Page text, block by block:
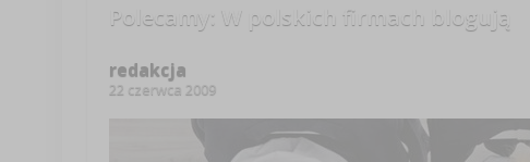
Polecamy: W polskich firmach blogują
redakcja
22 czerwca 2009